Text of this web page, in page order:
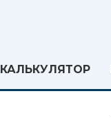
КАЛЬКУЛЯТОР